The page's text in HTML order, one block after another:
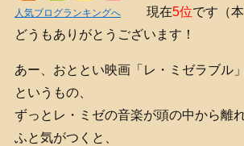
人気ブログランキングへ現在5位です（
どうもありがとうございます！
あー、おととい映画「レ・ミゼラブル
というもの、
ずっとレ・ミゼの音楽が頭の中から離
ふと気がつくと、